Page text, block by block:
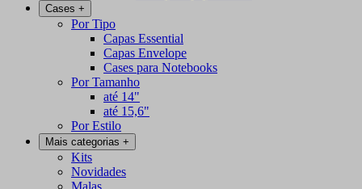
Cases +
Por Tipo
Capas Essential
Capas Envelope
Cases para Notebooks
Por Tamanho
até 14"
até 15,6"
Por Estilo
Mais categorias +
Kits
Novidades
Malas